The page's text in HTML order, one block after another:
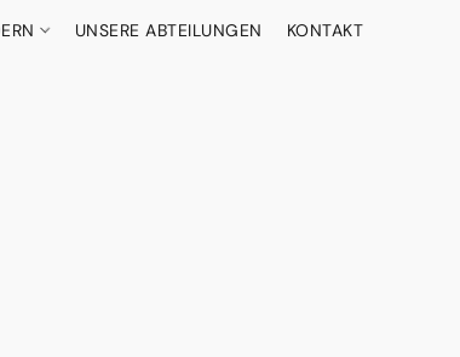
UNSERE ABTEILUNGEN KONTAKT